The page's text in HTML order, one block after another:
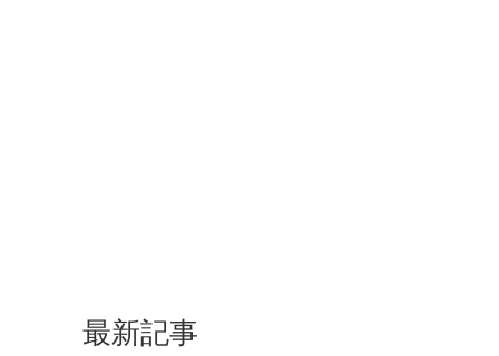
最新記事